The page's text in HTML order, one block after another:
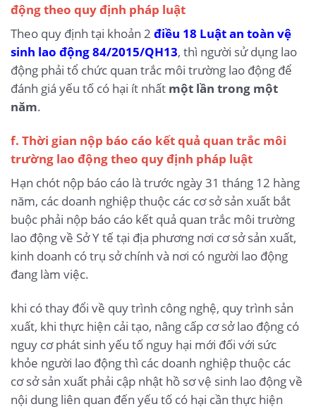
động theo quy định pháp luật
Theo quy định tại khoản 2 điều 18 Luật an toàn vệ
sinh lao động 84/2015/QH13, thì người sử dụng lao
động phải tổ chức quan trắc môi trường lao động để
đánh giá yếu tố có hại ít nhất một lần trong một
năm.
f. Thời gian nộp báo cáo kết quả quan trắc môi
trường lao động theo quy định pháp luật
Hạn chót nộp báo cáo là trước ngày 31 tháng 12 hàng
năm, các doanh nghiệp thuộc các cơ sở sản xuất bắt
buộc phải nộp báo cáo kết quả quan trắc môi trường
lao động về Sở Y tế tại địa phương nơi cơ sở sản xuất,
kinh doanh có trụ sở chính và nơi có người lao động
đang làm việc.
khi có thay đổi về quy trình công nghệ, quy trình sản
xuất, khi thực hiện cải tạo, nâng cấp cơ sở lao động có
nguy cơ phát sinh yếu tố nguy hại mới đối với sức
khỏe người lao động thì các doanh nghiệp thuộc các
cơ sở sản xuất phải cập nhật hồ sơ vệ sinh lao động về
nội dung liên quan đến yếu tố có hại cần thực hiện